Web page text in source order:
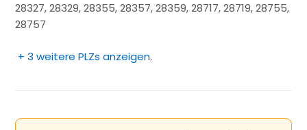
28327, 28329, 28355, 28357, 28359, 28717, 28719, 28755,
28757
+ 3 weitere PLZs anzeigen.